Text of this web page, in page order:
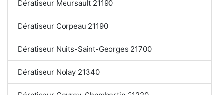
Dératiseur Meursault 21190
Dératiseur Corpeau 21190
Dératiseur Nuits-Saint-Georges 21700
Dératiseur Nolay 21340